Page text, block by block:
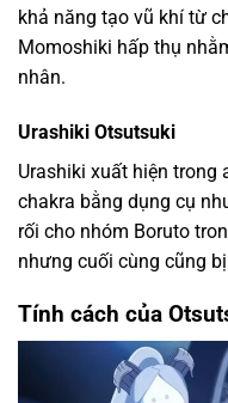
khả năng tạo vũ khí từ
Momoshiki hấp thụ
nhân.
Urashiki Otsutsuki
Urashiki xuất hiện trong
chakra bằng dụng cụ
rối cho nhóm Boruto
nhưng cuối cùng cũng
Tính cách của